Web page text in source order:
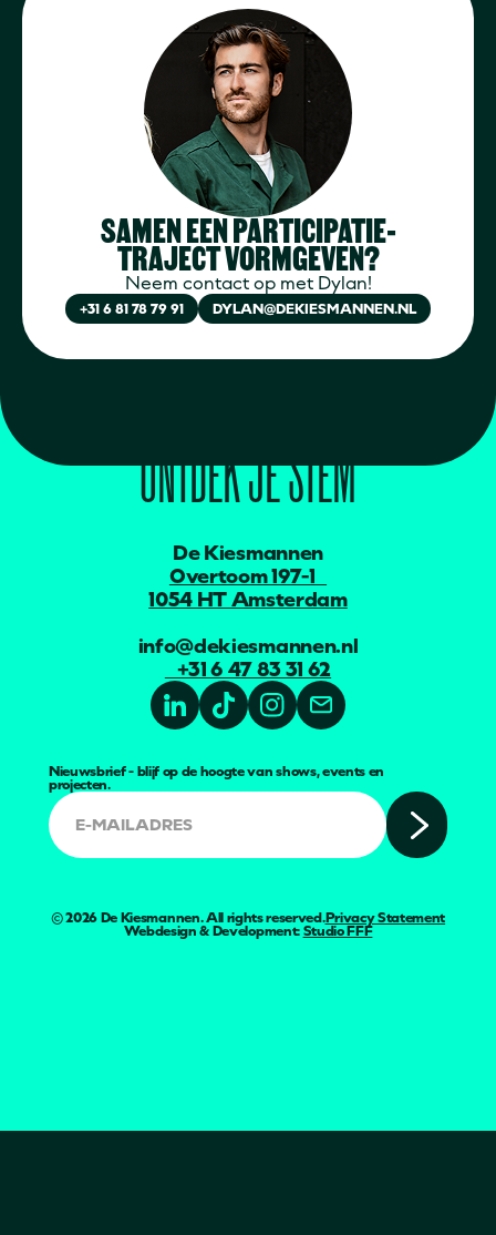
SAMEN EEN PARTICIPATIE-
TRAJECT VORMGEVEN?
Neem contact op met Dylan!
+31 6 81 78 79 91 DYLAN@DEKIESMANNEN.NL
De Kiesmannen
Overtoom 197-1
1054 HT Amsterdam
info@dekiesmannen.nl
+31 6 47 83 31 62
ONTDEK JE STEM
Nieuwsbrief - blijf op de hoogte van shows, events en
projecten.
©2026 De Kiesmannen. All rights reserved.Privacy Statement
Webdesign & Development: Studio FFF